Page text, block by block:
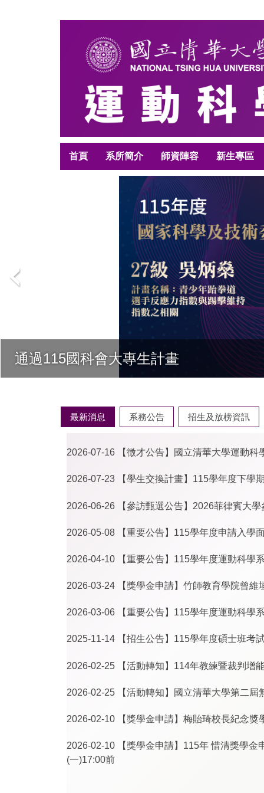
首頁 系所簡介 師資陣容 新生專區
通過115國科會大專生計畫
最新消息 系務公告 招生及放榜資訊
2026-07-16 【徵才公告】國立清華大學運動科
2026-07-23 【學生交換計畫】115學年度下學
2026-06-26 【參訪甄選公告】2026菲律賓大
2026-05-08 【重要公告】115學年度申請入學
2026-04-10 【重要公告】115學年度運動科學
2026-03-24 【獎學金申請】竹師教育學院曾
2026-03-06 【重要公告】115學年度運動科學
2025-11-14 【招生公告】115學年度碩士班考
2026-02-25 【活動轉知】114年教練暨裁判增
2026-02-25 【活動轉知】國立清華大學第二
2026-02-10 【獎學金申請】梅貽琦校長紀念
2026-02-10
【獎學金申請】115年 惜清獎學
(一)17:00前